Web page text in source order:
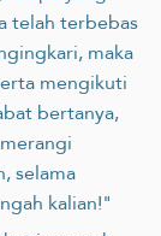
telah terbebas
maka
mengikuti
bertanya,
selama
kalian!"